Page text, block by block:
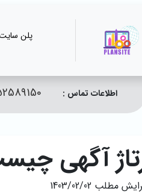
پلن
اطلاعات تماس :
آگهی
مطلب 1403/02/02